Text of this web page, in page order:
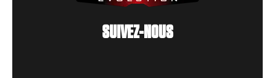
SUIVEZ-NOUS